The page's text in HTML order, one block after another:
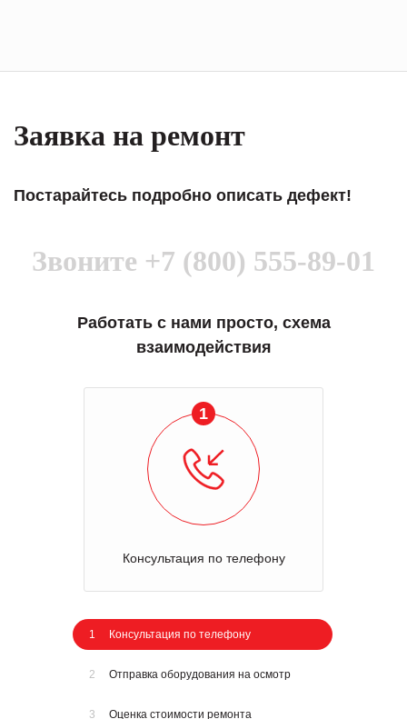
Заявка на ремонт
Постарайтесь подробно описать дефект!
Звоните +7 (800) 555-89-01
Работать с нами просто, схема
взаимодействия
1
Консультация по телефону
1 Консультация по телефону
2 Отправка оборудования на осмотр
3 Оценка стоимости ремонта